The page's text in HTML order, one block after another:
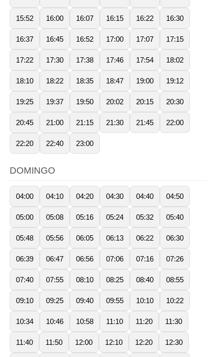
15:52 16:00 16:07 16:15 16:22 16:30
16:37 16:45 16:52 17:00 17:07 17:15
17:22 17:30 17:38 17:46 17:54 18:02
18:10 18:22 18:35 18:47 19:00 19:12
19:25 19:37 19:50 20:02 20:15 20:30
20:45 21:00 21:15 21:30 21:45 22:00
22:20 22:40 23:00
DOMINGO
04:00 04:10 04:20 04:30 04:40 04:50
05:00 05:08 05:16 05:24 05:32 05:40
05:48 05:56 06:05 06:13 06:22 06:30
06:39 06:47 06:56 07:06 07:16 07:26
07:40 07:55 08:10 08:25 08:40 08:55
09:10 09:25 09:40 09:55 10:10 10:22
10:34 10:46 10:58 11:10 11:20 11:30
11:40 11:50 12:00 12:10 12:20 12:30